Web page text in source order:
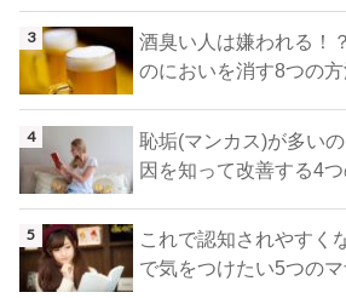
酒臭い人は嫌われる！
のにおいを消す8つの
恥垢(マンカス)が多い
因を知って改善する4
これで認知されやすく
で気をつけたい5つの